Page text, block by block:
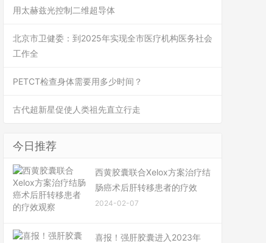
用太赫兹光控制二维超导体
北京市卫健委：到2025年实现全市医疗机构医务社会
工作全
PETCT检查身体需要用多少时间？
古代超新星促使人类祖先直立行走
今日推荐
西黄胶囊联合Xelox方案治疗结
肠癌术后肝转移患者的疗效
2024-02-07
喜报！强肝胶囊进入2023年